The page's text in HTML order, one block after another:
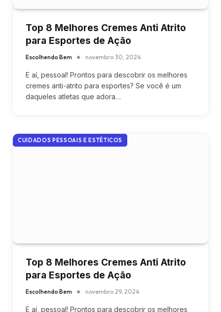
Top 8 Melhores Cremes Anti Atrito
para Esportes de Ação
Escolhendo Bem novembro 30, 2024
E aí, pessoal! Prontos para descobrir os melhores
cremes anti-atrito para esportes? Se você é um
daqueles atletas que adora…
CUIDADOS PESSOAIS E ESTÉTICOS
Top 8 Melhores Cremes Anti Atrito
para Esportes de Ação
Escolhendo Bem novembro 29, 2024
E aí, pessoal! Prontos para descobrir os melhores